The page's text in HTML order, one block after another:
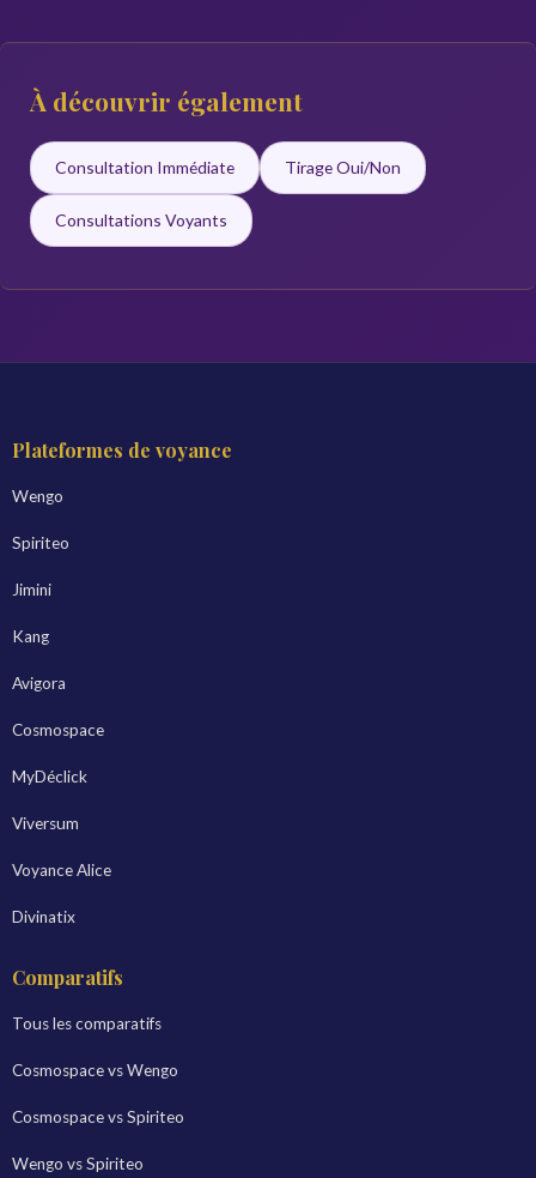
À découvrir également
Consultation Immédiate Tirage Oui/Non
Consultations Voyants
Plateformes de voyance
Wengo
Spiriteo
Jimini
Kang
Avigora
Cosmospace
MyDéclick
Viversum
Voyance Alice
Divinatix
Comparatifs
Tous les comparatifs
Cosmospace vs Wengo
Cosmospace vs Spiriteo
Wengo vs Spiriteo